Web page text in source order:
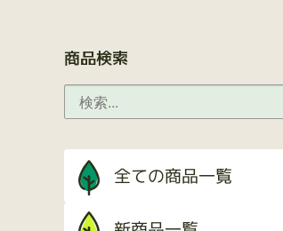
商品検索